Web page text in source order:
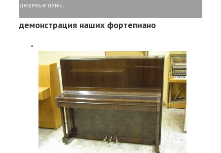
дешевые цены.
демонстрация наших фортепиано